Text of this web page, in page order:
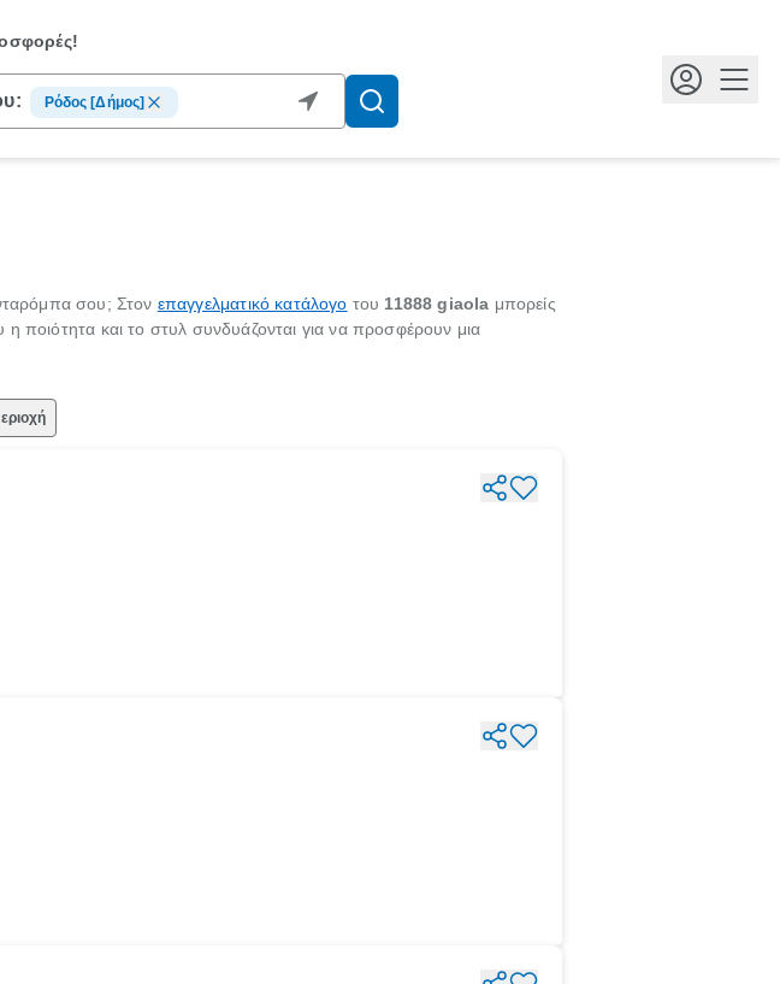
Ρόδος [Δήμος]
σου; Στον επαγγελματικό κατάλογο του 11888 giaola μπορείς
η ποιότητα και το στυλ συνδυάζονται για να προσφέρουν μια